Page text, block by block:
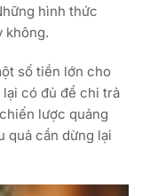
hình thức
không.
số tiền lớn cho
có đủ để chi trả
lược quảng
quả cần dừng lại